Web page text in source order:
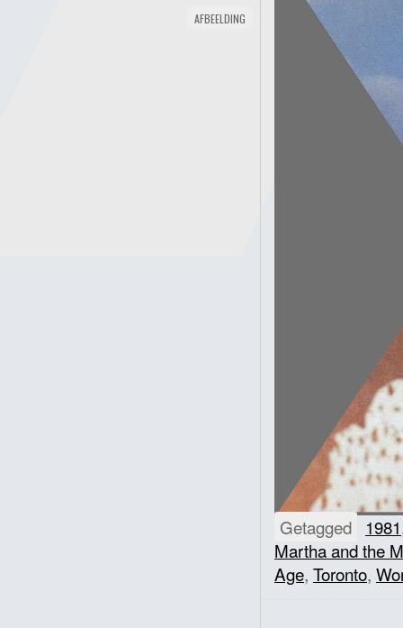
AFBEELDING
Getagged 1981
Martha and the
Age, Toronto,